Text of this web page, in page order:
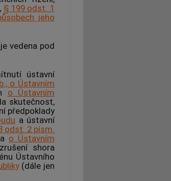
, § 199 odst. 1
jeho
vedena pod
ústavní
o Ústavním
o Ústavním
skutečnost,
předpoklady
a ústavní
odst. 2 písm.
o Ústavním
shora
Ústavního
(dále jen